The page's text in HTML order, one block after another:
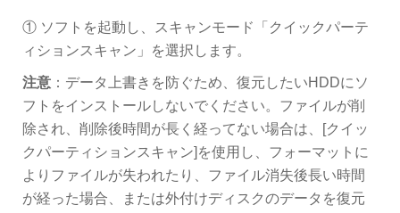
① ソフトを起動し、スキャンモード「クイックパーテ
ィションスキャン」を選択します。
注意 ：データ上書きを防ぐため、復元したいHDDにソ
フトをインストールしないでください。ファイルが削
除され、削除後時間が長く経ってない場合は、[クイッ
クパーティションスキャン]を使用し、フォーマットに
よりファイルが失われたり、ファイル消失後長い時間
が経った場合、または外付けディスクのデータを復元